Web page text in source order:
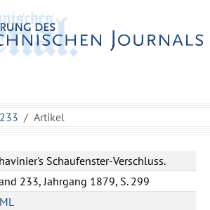
Artikel
Schaufenster-Verschluss.
233, Jahrgang 1879, S. 299